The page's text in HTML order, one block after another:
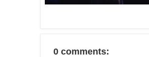
0 comments: